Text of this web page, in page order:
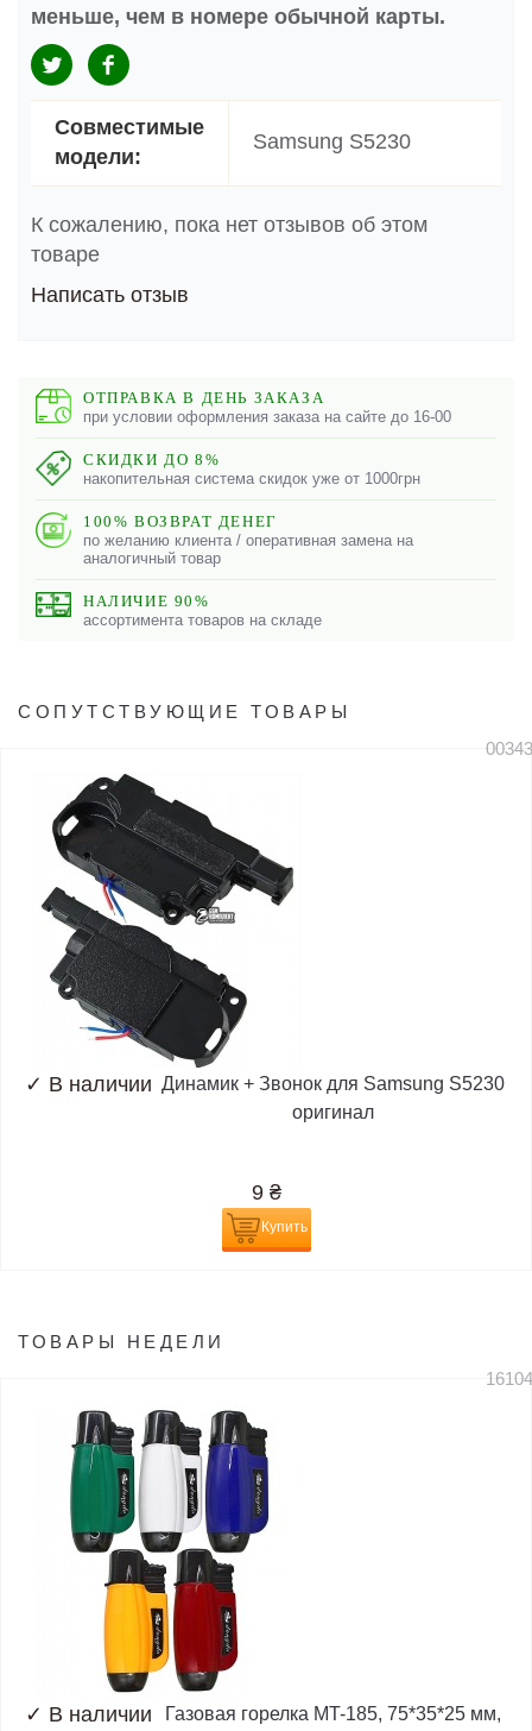
меньше, чем в номере обычной карты.
Совместимые
модели:
Samsung S5230
К сожалению, пока нет отзывов об этом
товаре
Написать отзыв
ОТПРАВКА В ДЕНЬ ЗАКАЗА
при условии оформления заказа на сайте до 16-00
СКИДКИ ДО 8%
накопительная система скидок уже от 1000грн
100% ВОЗВРАТ ДЕНЕГ
по желанию клиента / оперативная замена на
аналогичный товар
НАЛИЧИЕ 90%
ассортимента товаров на складе
СОПУТСТВУЮЩИЕ ТОВАРЫ
✓ В наличии Динамик + Звонок для Samsung S5230
оригинал
9 ₴
Купить
ТОВАРЫ НЕДЕЛИ
✓ В наличии
Газовая горелка MT-185, 75*35*25 мм,